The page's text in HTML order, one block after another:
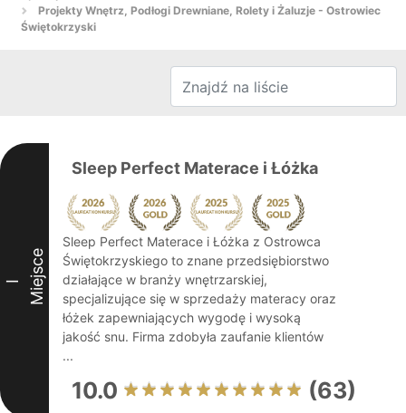
Projekty Wnętrz, Podłogi Drewniane, Rolety i Żaluzje - Ostrowiec
Świętokrzyski
I Miejsce
Sleep Perfect Materace i Łóżka
Sleep Perfect Materace i Łóżka z Ostrowca
Świętokrzyskiego to znane przedsiębiorstwo
działające w branży wnętrzarskiej,
specjalizujące się w sprzedaży materacy oraz
łóżek zapewniających wygodę i wysoką
jakość snu. Firma zdobyła zaufanie klientów
...
10.0 (63)